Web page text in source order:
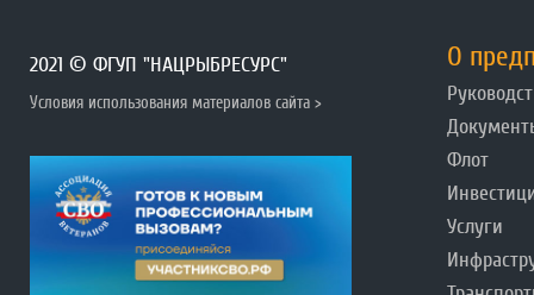
2021 © ФГУП "НАЦРЫБРЕСУРС"
Условия использования материалов сайта >
О
Флот
Услуги